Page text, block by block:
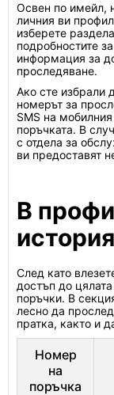
Освен по имейл,
личния ви
изберете
подробностите
информация за
проследяване.
Ако сте избрали
номерът за
SMS на
поръчката. В
с отдела за
ви предоставят
В
След като
достъп до
поръчки. В
лесно да
пратка, както и
Номер
на
поръчка